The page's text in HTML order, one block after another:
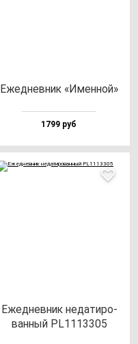
Ежед­нев­ник «Имен­ной»
1799 руб
Ежед­нев­ник не­да­ти­ро­
ван­ный PL1113305